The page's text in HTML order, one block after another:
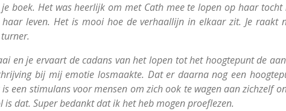
boek. Het was heerlijk om met Cath mee te lopen op haar
leven. Het is mooi hoe de verhaallijn in elkaar zit. Je
en je ervaart de cadans van het lopen tot het hoogtepunt de
bij mij emotie losmaakte. Dat er daarna nog een
een stimulans voor mensen om zich ook te wagen aan zichzelf
is dat. Super bedankt dat ik het heb mogen proeflezen.